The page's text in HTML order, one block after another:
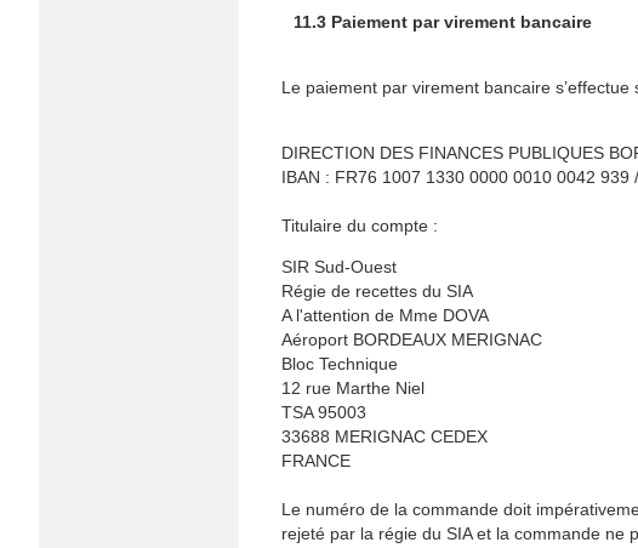
11.3 Paiement par virement bancaire
Le paiement par virement bancaire s’effectue
DIRECTION DES FINANCES PUBLIQUES
IBAN : FR76 1007 1330 0000 0010 0042 939
Titulaire du compte :
SIR Sud-Ouest
Régie de recettes du SIA
A l'attention de Mme DOVA
Aéroport BORDEAUX MERIGNAC
Bloc Technique
12 rue Marthe Niel
TSA 95003
33688 MERIGNAC CEDEX
FRANCE
Le numéro de la commande doit
rejeté par la régie du SIA et la commande ne